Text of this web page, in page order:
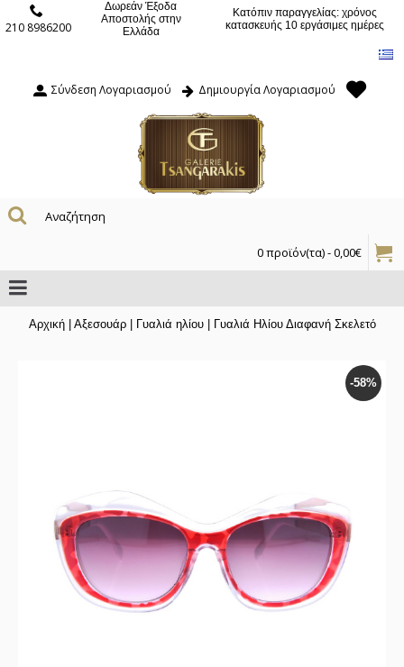
210 8986200
Δωρεάν Έξοδα
Αποστολής στην
Ελλάδα
Κατόπιν παραγγελίας: χρόνος
κατασκευής 10 εργάσιμες ημέρες
Σύνδεση Λογαριασμού Δημιουργία Λογαριασμού
0 προϊόν(τα) - 0,00€
Αρχική | Αξεσουάρ | Γυαλιά ηλίου | Γυαλιά Ηλίου Διαφανή Σκελετό
-58%